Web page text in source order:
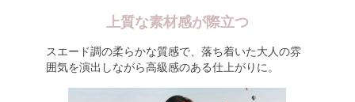
上質な素材感が際立つ
スエード調の柔らかな質感で、落ち着いた大人の雰
囲気を演出しながら高級感のある仕上がりに。